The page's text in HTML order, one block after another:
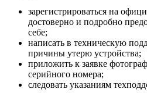
зарегистрироваться на
достоверно и подробно
себе;
написать в техническую
причины утерю устройства;
приложить к заявке
серийного номера;
следовать указаниям